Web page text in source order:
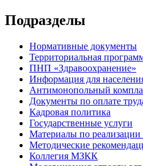
Подразделы
Нормативные документы
Территориальная
ПНП «Здравоохранение»
Информация для
Антимонопольный
Документы по оплате
Кадровая политика
Государственные услуги
Материалы по
Методические
Коллегия МЗКК